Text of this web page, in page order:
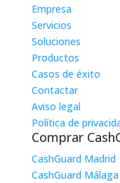
Empresa
Servicios
Soluciones
Productos
Casos de éxito
Contactar
Aviso legal
Política de
Comprar
CashGuard Madrid
CashGuard Málaga